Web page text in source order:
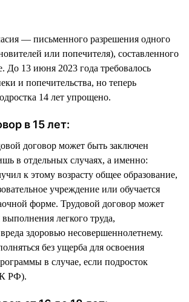
— письменного разрешения одного
или попечителя), составленного
До 13 июня 2023 года требовалось
и попечительства, но теперь
14 лет упрощено.
в 15 лет:
договор может быть заключен
в отдельных случаях, а именно:
к этому возрасту общее образование,
учреждение или обучается
форме. Трудовой договор может
легкого труда,
здоровью несовершеннолетнему.
без ущерба для освоения
в случае, если подросток
РФ).